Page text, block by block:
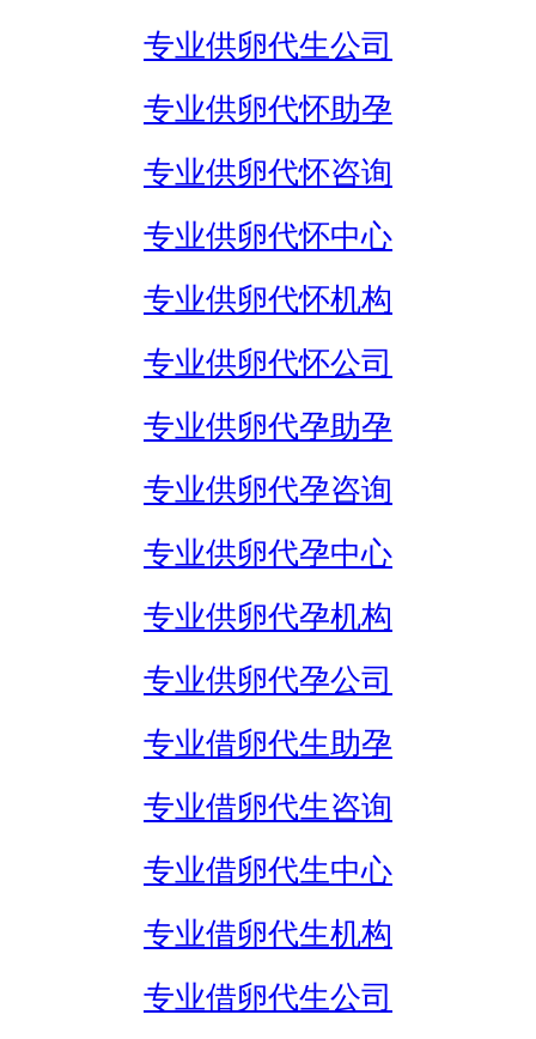
专业供卵代生公司
专业供卵代怀助孕
专业供卵代怀咨询
专业供卵代怀中心
专业供卵代怀机构
专业供卵代怀公司
专业供卵代孕助孕
专业供卵代孕咨询
专业供卵代孕中心
专业供卵代孕机构
专业供卵代孕公司
专业借卵代生助孕
专业借卵代生咨询
专业借卵代生中心
专业借卵代生机构
专业借卵代生公司